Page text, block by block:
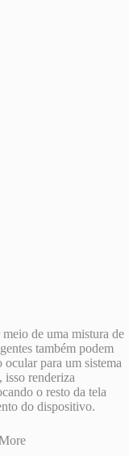
de uma mistura de
também podem
para um sistema
isso renderiza
o resto da tela
do dispositivo.